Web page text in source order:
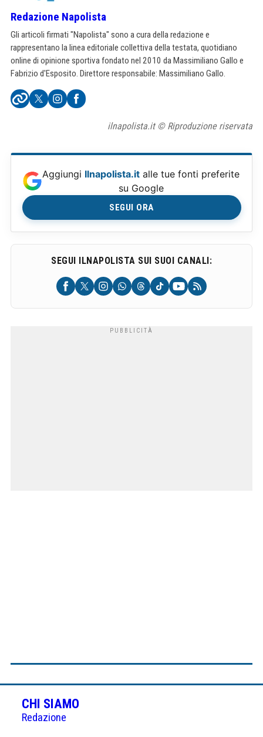
Redazione Napolista
Gli articoli firmati "Napolista" sono a cura della redazione e
rappresentano la linea editoriale collettiva della testata, quotidiano
online di opinione sportiva fondato nel 2010 da Massimiliano Gallo e
Fabrizio d'Esposito. Direttore responsabile: Massimiliano Gallo.
ilnapolista.it © Riproduzione riservata
Aggiungi Ilnapolista.it alle tue fonti preferite
su Google
SEGUI ORA
SEGUI ILNAPOLISTA SUI SUOI CANALI:
CHI SIAMO
Redazione